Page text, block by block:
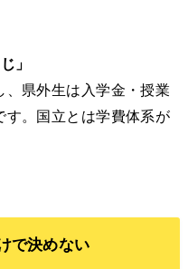
」
県外生は入学金・授業
。国立とは学費体系が
で決めない